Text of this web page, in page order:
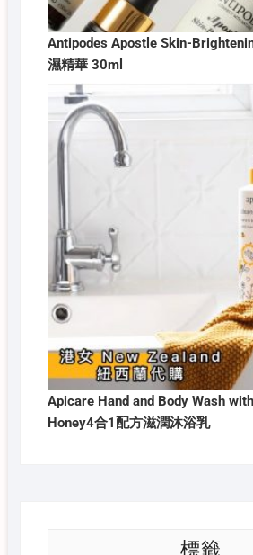
Antipodes Apostle Skin-
濕精華 30ml
Apicare Hand and Body Wash
Honey4合1配方滋潤沐浴乳
標籤